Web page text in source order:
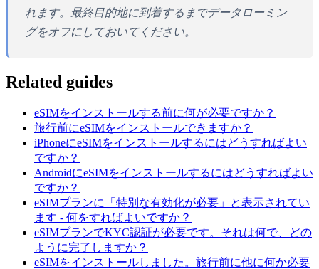
れます。最終目的地に到着するまでデータローミン
グをオフにしておいてください。
Related guides
eSIMをインストールする前に何が必要ですか？
旅行前にeSIMをインストールできますか？
iPhoneにeSIMをインストールするにはどうすればよい
ですか？
AndroidにeSIMをインストールするにはどうすればよい
ですか？
eSIMプランに「特別な有効化が必要」と表示されてい
ます - 何をすればよいですか？
eSIMプランでKYC認証が必要です。それは何で、どの
ように完了しますか？
eSIMをインストールしました。旅行前に他に何か必要